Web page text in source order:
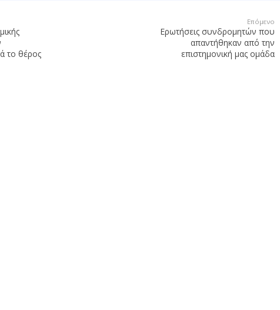
το θέρος
Επόμενο
Ερωτήσεις συνδρομητών που
απαντήθηκαν από την
επιστημονική μας ομάδα